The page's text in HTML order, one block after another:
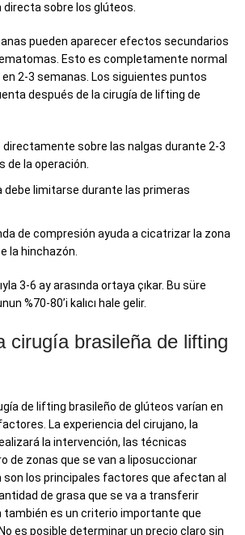
sobre los glúteos.
pueden aparecer efectos secundarios
Esto es completamente normal
2-3 semanas. Los siguientes puntos
después de la cirugía de lifting de
directamente sobre las nalgas durante 2-3
de la operación.
debe limitarse durante las primeras
de compresión ayuda a cicatrizar la zona
la hinchazón.
3-6 ay arasında ortaya çıkar. Bu süre
%70-80’i kalıcı hale gelir.
cirugía brasileña de lifting
de lifting brasileño de glúteos varían en
La experiencia del cirujano, la
la intervención, las técnicas
de zonas que se van a liposuccionar
son los principales factores que afectan al
de grasa que se va a transferir
también es un criterio importante que
es posible determinar un precio claro sin